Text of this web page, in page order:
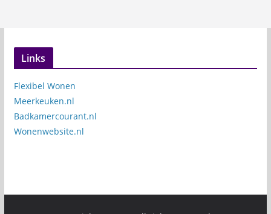
Links
Flexibel Wonen
Meerkeuken.nl
Badkamercourant.nl
Wonenwebsite.nl